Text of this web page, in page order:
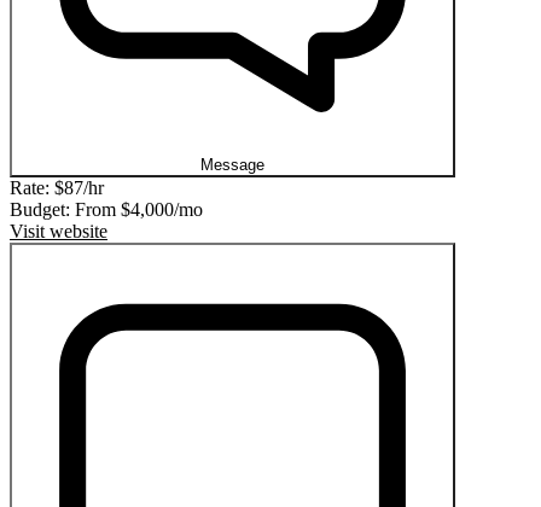
Message
Rate: $87/hr
Budget: From $4,000/mo
Visit website